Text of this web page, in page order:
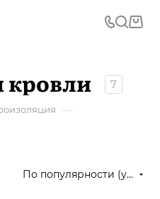
кровли 7
—
По популярности (убывание)